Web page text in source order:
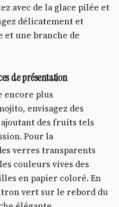
avec de la glace pilée et
délicatement et
et une branche de
de présentation
encore plus
envisagez des
des fruits tels
Pour la
verres transparents
couleurs vives des
en papier coloré. En
vert sur le rebord du